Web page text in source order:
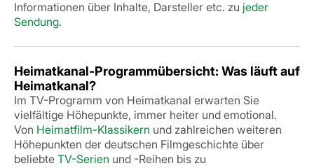
Informationen über Inhalte, Darsteller etc. zu jeder
Sendung.
Heimatkanal-Programmübersicht: Was läuft auf
Heimatkanal?
Im TV-Programm von Heimatkanal erwarten Sie
vielfältige Höhepunkte, immer heiter und emotional.
Von Heimatfilm-Klassikern und zahlreichen weiteren
Höhepunkten der deutschen Filmgeschichte über
beliebte TV-Serien und -Reihen bis zu